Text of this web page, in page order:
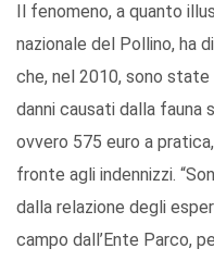
Il fenomeno, a quanto
nazionale del Pollino, ha
che, nel 2010, sono
danni causati dalla fauna
ovvero 575 euro a
fronte agli indennizzi.
dalla relazione degli
campo dall’Ente Parco,